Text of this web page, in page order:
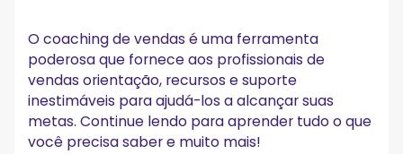
3. Incentiva a colaboração
4. Desenvolve habilidades
5. Promove a criatividade
6. Aumenta a motivação
Desafios comuns de coaching de vendas
1. Fornecendo feedback efetivo
O coaching de vendas é uma ferramenta
poderosa que fornece aos profissionais de
vendas orientação, recursos e suporte
inestimáveis para ajudá-los a alcançar suas
metas. Continue lendo para aprender tudo o que
você precisa saber e muito mais!